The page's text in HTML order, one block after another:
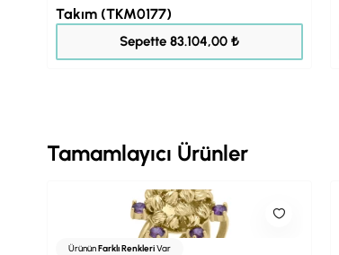
Takım (TKM0177)
Sepette 83.104,00 ₺
Tamamlayıcı Ürünler
ÜrününFarklı RenkleriVar